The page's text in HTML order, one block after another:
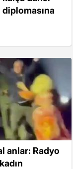
anlar: Radyo